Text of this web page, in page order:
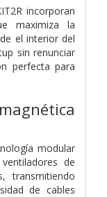
incorporan
maximiza la
el interior del
sin renunciar
perfecta para
modular
de
transmitiendo
de cables